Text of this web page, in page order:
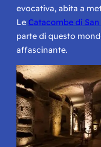
evocativa, abita a
Le Catacombe di
parte di questo
affascinante.